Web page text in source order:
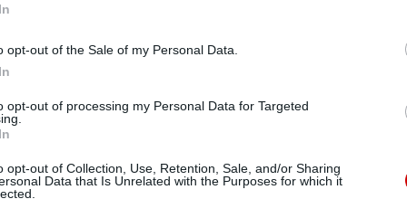
opt-out of the Sale of my Personal Data.
opt-out of processing my Personal Data for Targeted
opt-out of Collection, Use, Retention, Sale, and/or Sharing
Data that Is Unrelated with the Purposes for which it
Kościoła, który tworzymy. W nim wszyscy jesteśmy
innym ludziom Chrystusa i budzić w nich nadzieję
udręczona wojnami, ubóstwem, licznymi podziałami,
są świadkami tej nadziei wśród tych, którzy
J 4, 16) za posługę 1662 misjonarek i misjonarzy z
Kościołach misyjnych słowem i czynem dzielą się swą
wsparcia. Dzieła charytatywne, edukacyjne,